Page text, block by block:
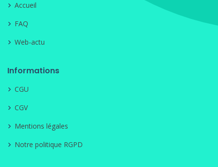
Accueil
FAQ
Web-actu
Informations
CGU
CGV
Mentions légales
Notre politique RGPD